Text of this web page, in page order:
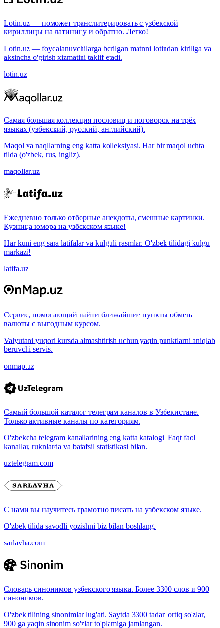
Lotin.uz — поможет транслитерировать с узбекской
кириллицы на латиницу и обратно. Легко!
Lotin.uz — foydalanuvchilarga berilgan matnni lotindan kirillga va
aksincha o'girish xizmatini taklif etadi.
lotin.uz
Самая большая коллекция пословиц и поговорок на трёх
языках (узбекский, русский, английский).
Maqol va naqllarning eng katta kolleksiyasi. Har bir maqol uchta
tilda (o'zbek, rus, ingliz).
maqollar.uz
Ежедневно только отборные анекдоты, смешные картинки.
Кузница юмора на узбекском языке!
Har kuni eng sara latifalar va kulguli rasmlar. O'zbek tilidagi kulgu
markazi!
latifa.uz
Сервис, помогающий найти ближайшие пункты обмена
валюты с выгодным курсом.
Valyutani yuqori kursda almashtirish uchun yaqin punktlarni aniqlab
beruvchi servis.
onmap.uz
Самый большой каталог телеграм каналов в Узбекистане.
Только активные каналы по категориям.
O'zbekcha telegram kanallarining eng katta katalogi. Faqt faol
kanallar, ruknlarda va batafsil statistikasi bilan.
uztelegram.com
С нами вы научитесь грамотно писать на узбекском языке.
O'zbek tilida savodli yozishni biz bilan boshlang.
sarlavha.com
Словарь синонимов узбекского языка. Более 3300 слов и 900
синонимов.
O'zbek tilining sinonimlar lug'ati. Saytda 3300 tadan ortiq so'zlar,
900 ga yaqin sinonim so'zlar to'plamiga jamlangan.